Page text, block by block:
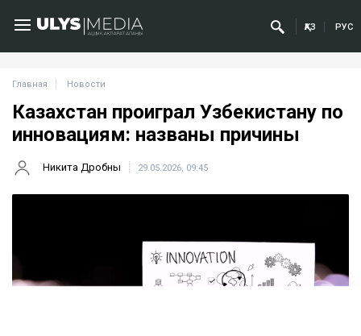
ҚАЗ РУС
Главная Новости
Казахстан проиграл Узбекистану по
инновациям: названы причины
Никита Дробны 29.05.2026, 09:45